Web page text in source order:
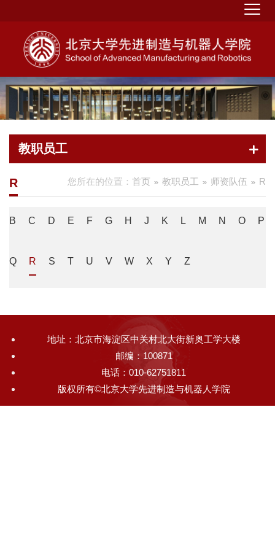
教职员工
您所在的位置： 首页 教职员工 师资队伍 R
R
B C D E F G H J K L M N O P
Q R S T U V W X Y Z
地址：北京市海淀区中关村北大街新奥工学大楼
邮编：100871
电话：010-62751811
版权所有©北京大学先进制造与机器人学院